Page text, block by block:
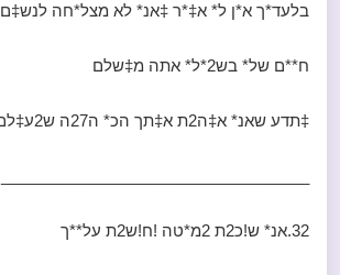
בלעד*ך א*ן ל* א‡*ר ‡אנ* לא מצל*חה לנש‡ם
ח**ם של* בש2*ל* אתה מ‡שלם
‡תדע שאנ* א‡ה2ת א‡תך הכ* ה27ה ש2ע‡לם
32.אנ* ש!כ2ת 2מ*טה !ח!ש2ת על**ך